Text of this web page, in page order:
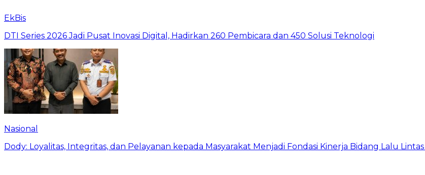
EkBis
DTI Series 2026 Jadi Pusat Inovasi Digital, Hadirkan 260 Pembicara dan 450 Solusi Teknologi
Nasional
Dody: Loyalitas, Integritas, dan Pelayanan kepada Masyarakat Menjadi Fondasi Kinerja Bidang Lalu